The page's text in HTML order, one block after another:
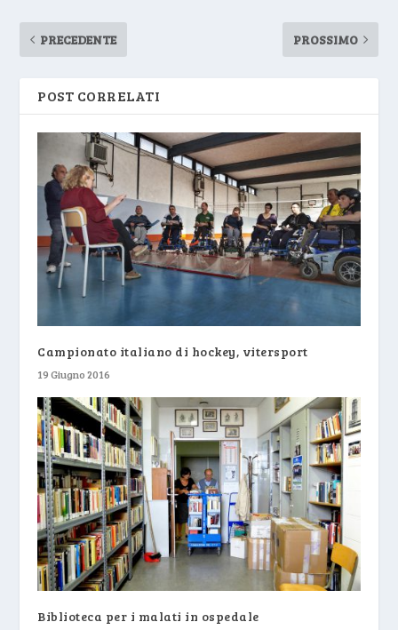
PRECEDENTE PROSSIMO
POST CORRELATI
Campionato italiano di hockey, vitersport
19 Giugno 2016
Biblioteca per i malati in ospedale